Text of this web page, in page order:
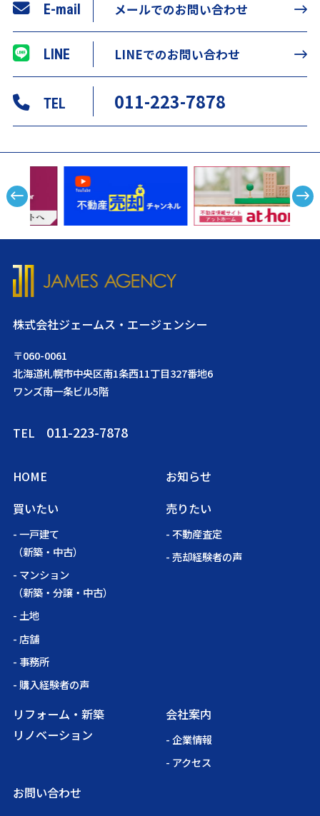
E-mail メールでのお問い合わせ
LINE LINEでのお問い合わせ
TEL 011-223-7878
株式会社ジェームス・エージェンシー
〒060-0061
北海道札幌市中央区南1条西11丁目327番地6
ワンズ南一条ビル5階
TEL 011-223-7878
HOME
お知らせ
買いたい
- 一戸建て
（新築・中古）
- マンション
（新築・分譲・中古）
- 土地
- 店舗
- 事務所
- 購入経験者の声
売りたい
- 不動産査定
- 売却経験者の声
リフォーム・新築
リノベーション
会社案内
- 企業情報
- アクセス
お問い合わせ